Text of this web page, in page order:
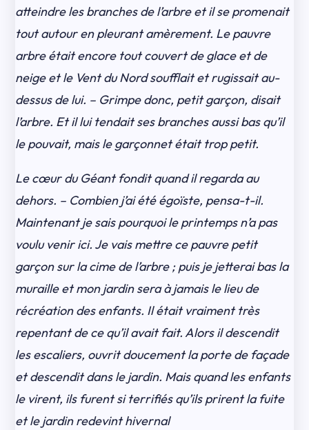
atteindre les branches de l’arbre et il se promenait
tout autour en pleurant amèrement. Le pauvre
arbre était encore tout couvert de glace et de
neige et le Vent du Nord soufflait et rugissait au-
dessus de lui. – Grimpe donc, petit garçon, disait
l’arbre. Et il lui tendait ses branches aussi bas qu’il
le pouvait, mais le garçonnet était trop petit.
Le cœur du Géant fondit quand il regarda au
dehors. – Combien j’ai été égoïste, pensa-t-il.
Maintenant je sais pourquoi le printemps n’a pas
voulu venir ici. Je vais mettre ce pauvre petit
garçon sur la cime de l’arbre ; puis je jetterai bas la
muraille et mon jardin sera à jamais le lieu de
récréation des enfants. Il était vraiment très
repentant de ce qu’il avait fait. Alors il descendit
les escaliers, ouvrit doucement la porte de façade
et descendit dans le jardin. Mais quand les enfants
le virent, ils furent si terrifiés qu’ils prirent la fuite
et le jardin redevint hivernal